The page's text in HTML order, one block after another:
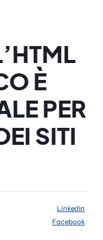
È
PER
SITI
LinkedIn
Facebook